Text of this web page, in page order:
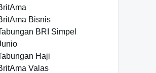
Bisnis
BRI Simpel
Haji
Valas